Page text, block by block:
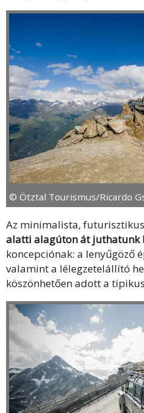
© Ötztal Tourismus/Ricardo
Az minimalista,
alatti alagúton át juthatunk
koncepciónak: a lenyűgöző
valamint a lélegzetelállító
köszönhetően adott a